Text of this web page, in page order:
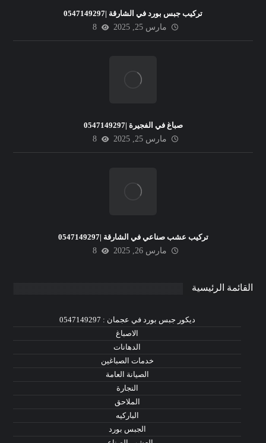
تركيب جبس بورد في الشارقة |0547149297
مارس 25, 2025
8
صباغ في الفجيرة |0547149297
مارس 25, 2025
8
تركيب عشب صناعي في الشارقة |0547149297
مارس 26, 2025
8
القائمة الرئيسية
ديكور جبس بورد في عجمان : 0547149297
الاصباغ
الدهانات
خدمات الصباغين
الصيانة العامة
النجارة
الملاحق
الباركيه
الجبس بورد